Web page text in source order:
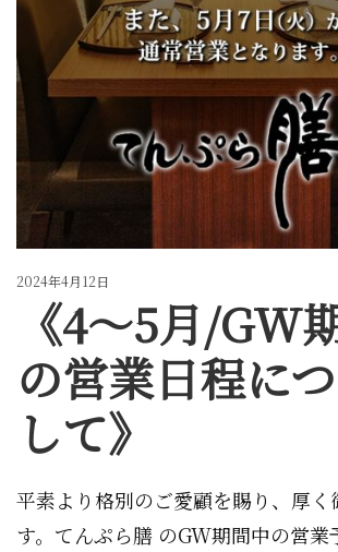
2024年4月12日
《4～5月/GW
の営業日程に
して》
平素より格別のご愛顧を賜り、厚く
す。てんぷら膳 のGW期間中の営業